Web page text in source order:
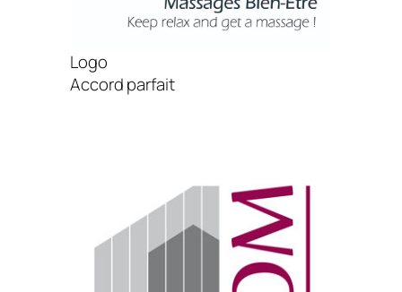
Logo
Accord parfait